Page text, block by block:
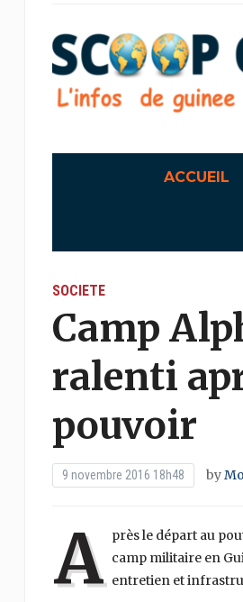
ACCUEIL
SOCIETE
Camp
ralenti
pouvoir
9 novembre 2016 18h48 by
A
près le départ au
camp militaire en
entretien et